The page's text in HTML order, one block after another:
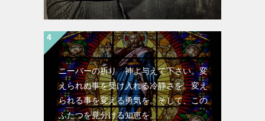
ニーバーの祈り 神よ与えて下さい。変
えられぬ事を受け入れる冷静さを。変え
られる事を変える勇気を。そして、この
ふたつを見分ける知恵を。